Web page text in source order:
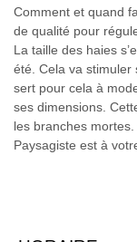
Comment et quand
de qualité pour
La taille des haies
été. Cela va stimuler
sert pour cela à
ses dimensions.
les branches
Paysagiste est à